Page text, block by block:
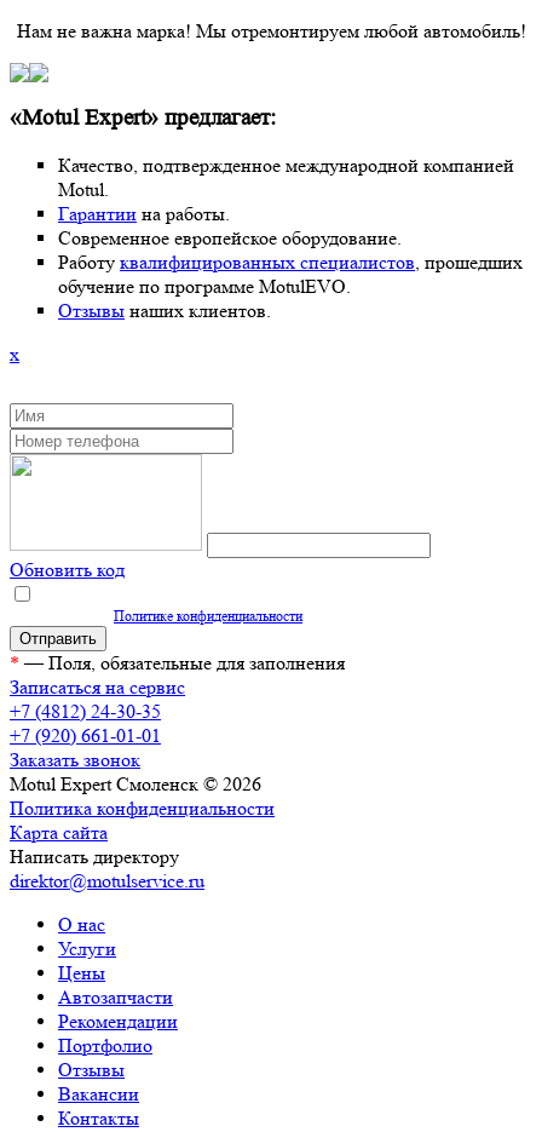
Нам не важна марка! Мы отремонтируем любой автомобиль!
«Motul Expert» предлагает:
Качество, подтвержденное международной компанией
Motul.
Гарантии на работы.
Современное европейское оборудование.
Работу квалифицированных специалистов, прошедших
обучение по программе MotulEVO.
Отзывы наших клиентов.
x
Обновить код
Политике конфиденциальности
* — Поля, обязательные для заполнения
Записаться на сервис
+7 (4812) 24-30-35
+7 (920) 661-01-01
Заказать звонок
Motul Expert Смоленск © 2026
Политика конфиденциальности
Карта сайта
Написать директору
direktor@motulservice.ru
О нас
Услуги
Цены
Автозапчасти
Рекомендации
Портфолио
Отзывы
Вакансии
Контакты